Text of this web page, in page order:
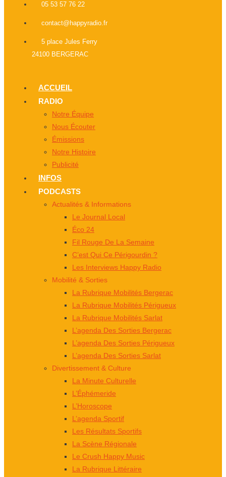
05 53 57 76 22
contact@happyradio.fr
5 place Jules Ferry
24100 BERGERAC
ACCUEIL
RADIO
Notre Équipe
Nous Écouter
Émissions
Notre Histoire
Publicité
INFOS
PODCASTS
Actualités & Informations
Le Journal Local
Éco 24
Fil Rouge De La Semaine
C’est Qui Ce Périgourdin ?
Les Interviews Happy Radio
Mobilité & Sorties
La Rubrique Mobilités Bergerac
La Rubrique Mobilités Périgueux
La Rubrique Mobilités Sarlat
L’agenda Des Sorties Bergerac
L’agenda Des Sorties Périgueux
L’agenda Des Sorties Sarlat
Divertissement & Culture
La Minute Culturelle
L’Éphémeride
L’Horoscope
L’agenda Sportif
Les Résultats Sportifs
La Scène Régionale
Le Crush Happy Music
La Rubrique Littéraire